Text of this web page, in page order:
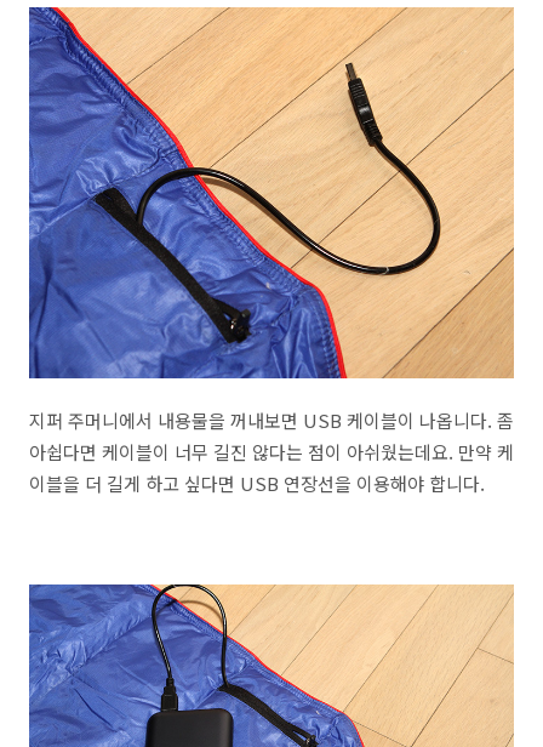
지퍼 주머니에서 내용물을 꺼내보면 USB 케이블이 나옵니다. 좀
아쉽다면 케이블이 너무 길진 않다는 점이 아쉬웠는데요. 만약 케
이블을 더 길게 하고 싶다면 USB 연장선을 이용해야 합니다.